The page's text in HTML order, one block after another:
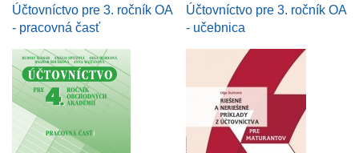
Účtovníctvo pre 3. ročník OA
- pracovná časť
Účtovníctvo pre 3. ročník OA
- učebnica